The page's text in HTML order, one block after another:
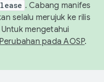
. Cabang manifes
selalu merujuk ke rilis
mengetahui
Perubahan pada AOSP.